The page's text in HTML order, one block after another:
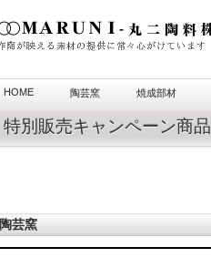
HOME 陶芸窯 焼成部材
特別販売キャンペーン商品
陶芸窯